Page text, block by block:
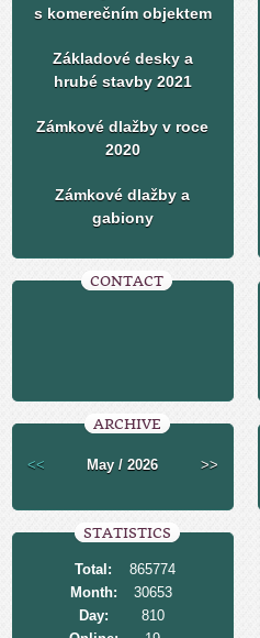
s komerečním objektem
Základové desky a
hrubé stavby 2021
Zámkové dlažby v roce
2020
Zámkové dlažby a
gabiony
CONTACT
ARCHIVE
<< May / 2026 >>
STATISTICS
Total:
865774
Month:
30653
Day:
810